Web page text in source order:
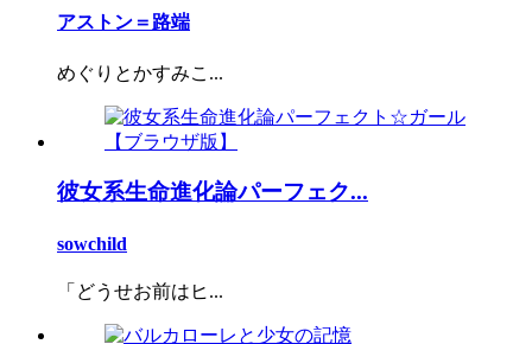
アストン＝路端
めぐりとかすみこ...
彼女系生命進化論パーフェク...
sowchild
「どうせお前はヒ...